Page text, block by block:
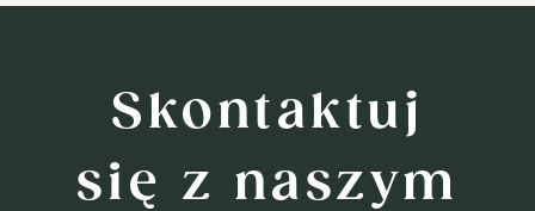
Skontaktuj
się z naszym